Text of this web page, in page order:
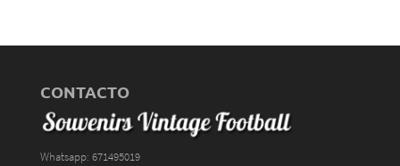
CONTACTO
Whatsapp: 671495019